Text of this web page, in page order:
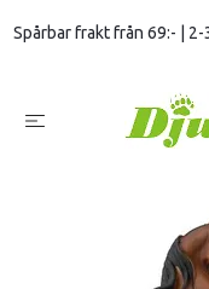
Spårbar frakt från 69:- |